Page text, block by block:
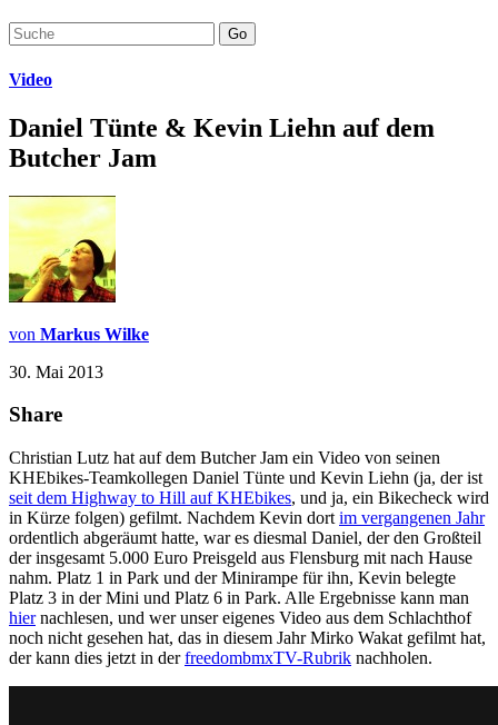
Go
Video
Daniel Tünte & Kevin Liehn auf dem
Butcher Jam
von Markus Wilke
30. Mai 2013
Share
Christian Lutz hat auf dem Butcher Jam ein Video von seinen
KHEbikes-Teamkollegen Daniel Tünte und Kevin Liehn (ja, der ist
seit dem Highway to Hill auf KHEbikes, und ja, ein Bikecheck wird
in Kürze folgen) gefilmt. Nachdem Kevin dort im vergangenen Jahr
ordentlich abgeräumt hatte, war es diesmal Daniel, der den Großteil
der insgesamt 5.000 Euro Preisgeld aus Flensburg mit nach Hause
nahm. Platz 1 in Park und der Minirampe für ihn, Kevin belegte
Platz 3 in der Mini und Platz 6 in Park. Alle Ergebnisse kann man
hiernachlesen, und wer unser eigenes Video aus dem Schlachthof
noch nicht gesehen hat, das in diesem Jahr Mirko Wakat gefilmt hat,
der kann dies jetzt in derfreedombmxTV-Rubrik nachholen.